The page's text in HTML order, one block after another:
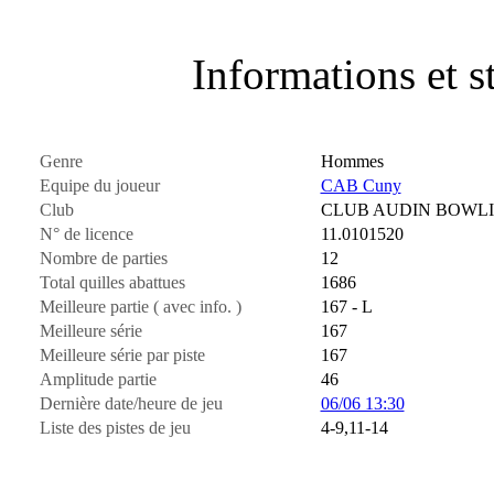
Informations et
Genre
Hommes
Equipe du joueur
CAB Cuny
Club
CLUB AUDIN
N° de licence
11.0101520
Nombre de parties
12
Total quilles abattues
1686
Meilleure partie ( avec info. )
167 - L
Meilleure série
167
Meilleure série par piste
167
Amplitude partie
46
Dernière date/heure de jeu
06/06 13:30
Liste des pistes de jeu
4-9,11-14